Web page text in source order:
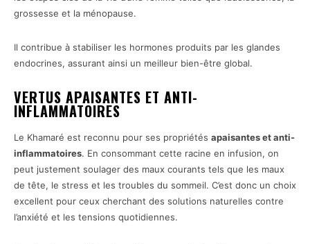
grossesse et la ménopause.
Il contribue à stabiliser les hormones produits par les glandes
endocrines, assurant ainsi un meilleur bien-être global.
VERTUS APAISANTES ET ANTI-
INFLAMMATOIRES
Le Khamaré est reconnu pour ses propriétés apaisantes et anti-
inflammatoires. En consommant cette racine en infusion, on
peut justement soulager des maux courants tels que les maux
de tête, le stress et les troubles du sommeil. C’est donc un choix
excellent pour ceux cherchant des solutions naturelles contre
l’anxiété et les tensions quotidiennes.